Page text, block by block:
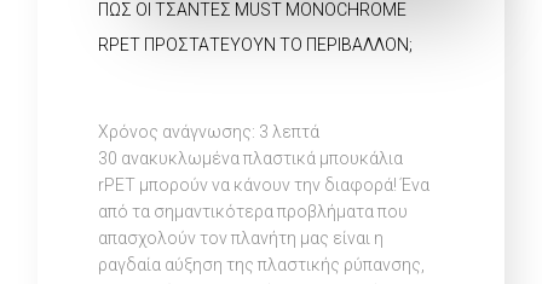
ΠΏΣ ΟΙ ΤΣΆΝΤΕΣ MUST MONOCHROME
RPET ΠΡΟΣΤΑΤΕΎΟΥΝ ΤΟ ΠΕΡΙΒΆΛΛΟΝ;
Χρόνος ανάγνωσης: 3 λεπτά
30 ανακυκλωμένα πλαστικά μπουκάλια
rPET μπορούν να κάνουν την διαφορά! Ένα
από τα σημαντικότερα προβλήματα που
απασχολούν τον πλανήτη μας είναι η
ραγδαία αύξηση της πλαστικής ρύπανσης,